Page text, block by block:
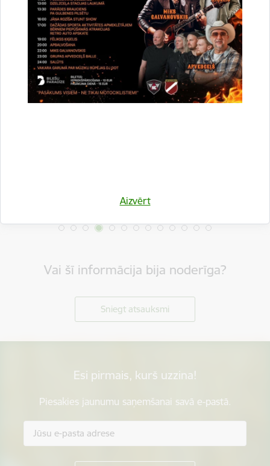
Aizvērt
Drukāt lapu
Dalīties
Vai šī informācija bija noderīga?
Sniegt atsauksmi
Esi pirmais, kurš uzzina!
Piesakies jaunumu saņemšanai savā e-pastā.